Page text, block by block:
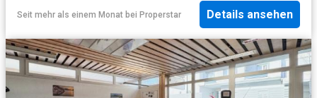
Seit mehr als einem Monat bei Properstar Details ansehen